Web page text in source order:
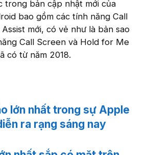
trong bản cập nhật mới của
bao gồm các tính năng Call
mới, có vẻ như là bản sao
Call Screen và Hold for Me
có từ năm 2018.
lớn nhất trong sự Apple
ra rạng sáng nay